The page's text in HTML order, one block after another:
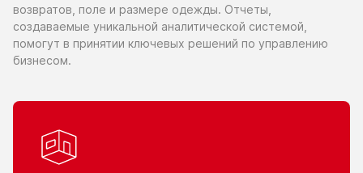
возвратов, поле и размере одежды. Отчеты,
создаваемые уникальной аналитической системой,
помогут в принятии ключевых решений по управлению
бизнесом.